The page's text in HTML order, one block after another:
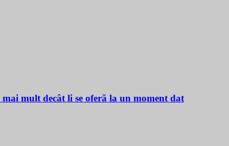
mult decât li se oferă la un moment dat